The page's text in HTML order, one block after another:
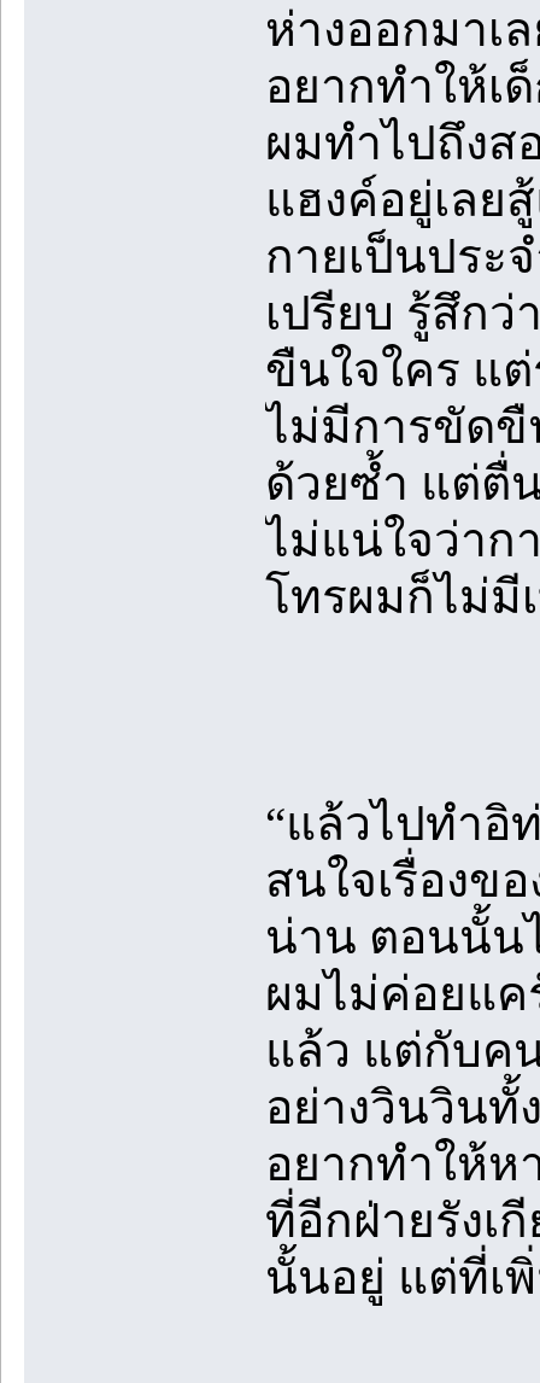
ห่างออกมาเ
อยากทำให้เ
ผมทำไปถึงส
แฮงค์อยู่เลย
กายเป็นประ
เปรียบ รู้สึกว่
ขืนใจใคร แต่
ไม่มีการขัดขื
ด้วยซ้ำ แต่ตื่
ไม่แน่ใจว่าก
โทรผมก็ไม่มี
“แล้วไปทำอิ
สนใจเรื่องข
น่าน ตอนนั้น
ผมไม่ค่อยแค
แล้ว แต่กับค
อย่างวินวินทั้
อยากทำให้ห
ที่อีกฝ่ายรังเ
นั้นอยู่ แต่ที่เ